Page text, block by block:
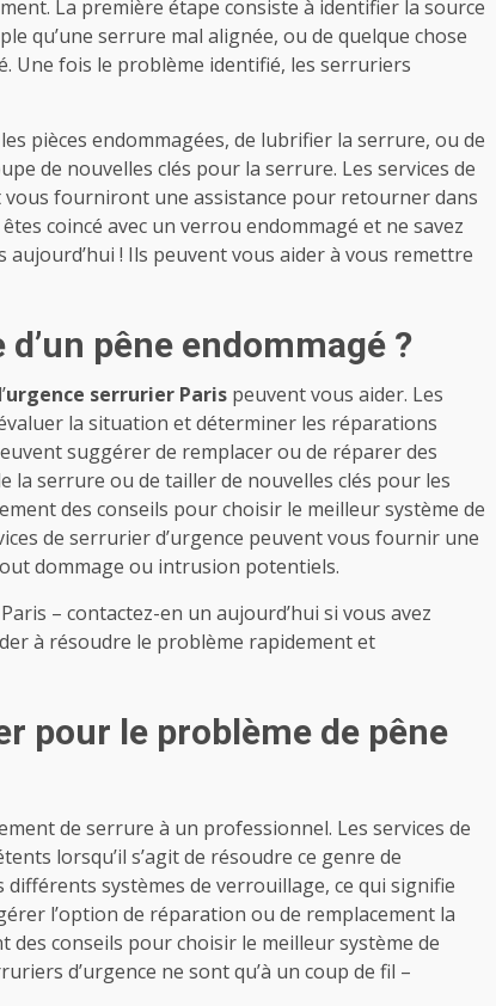
La première étape consiste à identifier la source
qu’une serrure mal alignée, ou de quelque chose
Une fois le problème identifié, les serruriers
pièces endommagées, de lubrifier la serrure, ou de
de nouvelles clés pour la serrure. Les services de
fourniront une assistance pour retourner dans
coincé avec un verrou endommagé et ne savez
! Ils peuvent vous aider à vous remettre
pêne endommagé ?
urgence serrurier Paris peuvent vous aider. Les
la situation et déterminer les réparations
suggérer de remplacer ou de réparer des
la serrure ou de tailler de nouvelles clés pour les
des conseils pour choisir le meilleur système de
de serrurier d’urgence peuvent vous fournir une
dommage ou intrusion potentiels.
– contactez-en un aujourd’hui si vous avez
à résoudre le problème rapidement et
pour le problème de pêne
de serrure à un professionnel. Les services de
lorsqu’il s’agit de résoudre ce genre de
systèmes de verrouillage, ce qui signifie
l’option de réparation ou de remplacement la
conseils pour choisir le meilleur système de
d’urgence ne sont qu’à un coup de fil –